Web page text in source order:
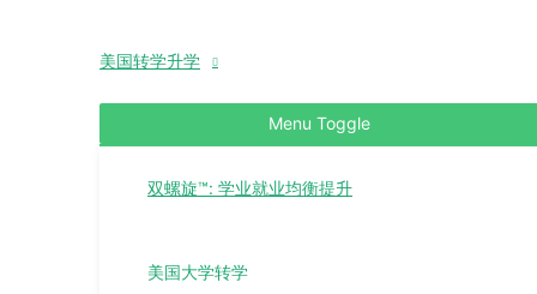
美国转学升学
Menu Toggle
双螺旋™: 学业就业均衡提升
美国大学转学